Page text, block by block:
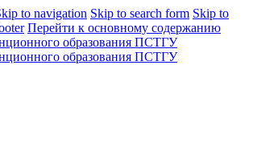
to navigation Skip to search form Skip to
Перейти к основному содержанию